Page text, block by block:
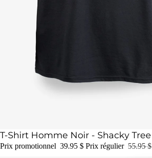
Promotion
T-Shirt Homme Noir - Shacky Tree
Prix promotionnel 39.95 $ Prix régulier 55.95 $